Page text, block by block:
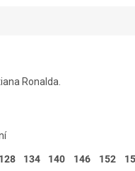
Ronalda.
128 134 140 146 152